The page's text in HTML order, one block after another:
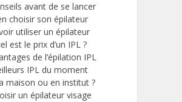
avant de se lancer
choisir son épilateur
utiliser un épilateur
est le prix d’un IPL ?
de l’épilation IPL
IPL du moment
maison ou en institut ?
un épilateur visage